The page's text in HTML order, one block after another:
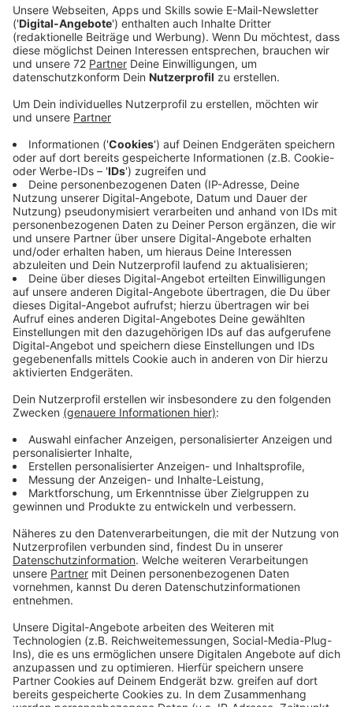
Veröffentlicht:Freitag, 15.05.2026 06:50
Anzeige
Das VW-Werk Osnabrück sucht nach einer neuen
Zukunft. Die Wirtschaftswoche berichtet über
konkrete Pläne mit dem israelischen Unternehmen
Rafael. Demnach soll dort künftig Technik für das
Abwehrsystem Iron Dome entstehen. Geplant ist ein
gemeinsames Unternehmen von VW und Rafael. Die
Raketen selbst bleiben in Israel in der Produktion. In
Osnabrück sollen Bauteile auf Fahrzeuge aus
Deutschland montiert werden. Im Gespräch sind
Technik, Trägerfahrzeuge und Abschussvorrichtungen.
VW hat die Pläne bisher nicht bestätigt. Der Konzern
betont, dass er keine Waffen bauen wird. Auch die IG
Metall verweist darauf, dass die Gespräche noch
laufen.
Anzeige
Das Werk braucht eine neue Aufgabe
Anzeige
Für den Standort ist die Frage sehr wichtig. Die
Porsche-Produktion in Osnabrück endet noch in
diesem Jahr. Auch das T-Roc Cabrio läuft Mitte 2027
aus. Das Werk ist das kleinste von VW. Rund 2.300
betreffen nicht nur Autos, sondern auch die Zukunft
vieler Arbeitsplätze.
Anzeige